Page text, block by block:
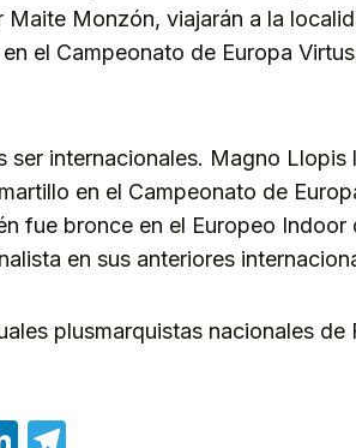
Maite Monzón, viajarán a la
el Campeonato de Europa
ser internacionales. Magno Llopis
en el Campeonato de
fue bronce en el Europeo
en sus anteriores
plusmarquistas nacionales de